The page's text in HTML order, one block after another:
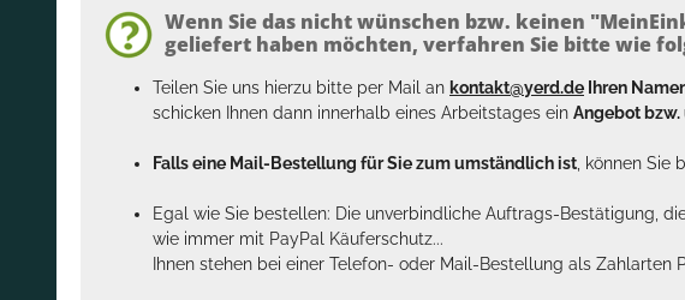
Wenn Sie das nicht wünschen bzw. keinen
geliefert haben möchten, verfahren Sie bitte wie
Teilen Sie uns hierzu bitte per Mail an kontakt@yerd.de Ihren
schicken Ihnen dann innerhalb eines Arbeitstages ein Angebot
Falls eine Mail-Bestellung für Sie zum umständlich ist , können
Egal wie Sie bestellen: Die unverbindliche Auftrags-Bestätigung,
wie immer mit PayPal Käuferschutz...
Ihnen stehen bei einer Telefon- oder Mail-Bestellung als Zahlarten